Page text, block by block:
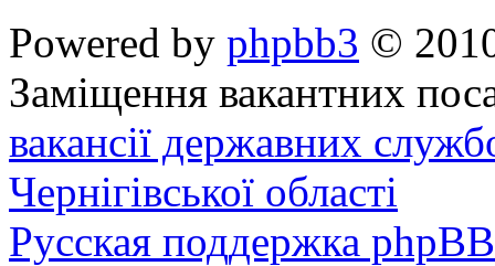
Powered by phpbb3 ©
Заміщення вакантних
вакансії державних
Чернігівської області
Русская поддержка phpBB